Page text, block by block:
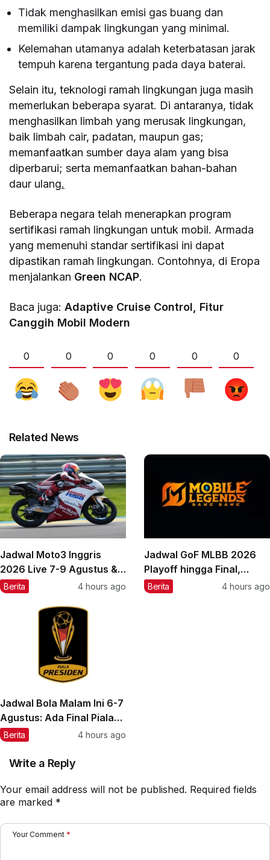
Tidak menghasilkan emisi gas buang dan
memiliki dampak lingkungan yang minimal.
Kelemahan utamanya adalah keterbatasan jarak
tempuh karena tergantung pada daya baterai.
Selain itu, teknologi ramah lingkungan juga masih
memerlukan beberapa syarat. Di antaranya, tidak
menghasilkan limbah yang merusak lingkungan,
baik limbah cair, padatan, maupun gas;
memanfaatkan sumber daya alam yang bisa
diperbarui; serta memanfaatkan bahan-bahan
daur ulang.
Beberapa negara telah menerapkan program
sertifikasi ramah lingkungan untuk mobil. Armada
yang memenuhi standar sertifikasi ini dapat
dipastikan ramah lingkungan. Contohnya, di Eropa
menjalankan Green NCAP.
Baca juga:Adaptive Cruise Control, Fitur
Canggih Mobil Modern
0 0 0 0 0 0
Related News
Jadwal Moto3 Inggris
2026 Live 7-9 Agustus &
Jam Main Veda Ega
Berita 4 hours ago
Jadwal GoF MLBB 2026
Playoff hingga Final,
Bracket, & Tim Lolos
Berita 4 hours ago
Jadwal Bola Malam Ini 6-7
Agustus: Ada Final Piala
Presiden 2026
Berita 4 hours ago
Write a Reply
Your email address will not be published. Required fields
are marked *
Your Comment *